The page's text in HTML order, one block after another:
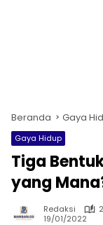
Beranda Gaya
Gaya Hidup
Tiga
yang
Redaksi
19/01/2022